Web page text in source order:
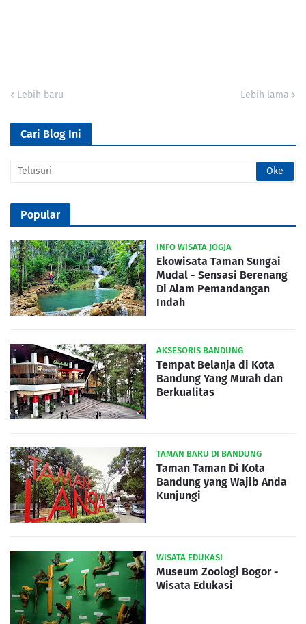
Lebih baru Lebih lama
Cari Blog Ini
Popular
INFO WISATA JOGJA
Ekowisata Taman Sungai
Mudal - Sensasi Berenang
Di Alam Pemandangan
Indah
AKSESORIS BANDUNG
Tempat Belanja di Kota
Bandung Yang Murah dan
Berkualitas
TAMAN BARU DI BANDUNG
Taman Taman Di Kota
Bandung yang Wajib Anda
Kunjungi
WISATA EDUKASI
Museum Zoologi Bogor -
Wisata Edukasi